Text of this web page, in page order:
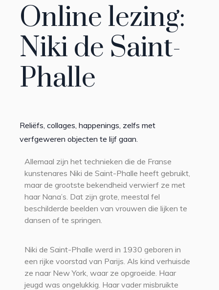
Online lezing:
Niki de Saint-
Phalle
Reliëfs, collages, happenings, zelfs met
verfgeweren objecten te lijf gaan.
Allemaal zijn het technieken die de Franse
kunstenares Niki de Saint-Phalle heeft gebruikt,
maar de grootste bekendheid verwierf ze met
haar Nana’s. Dat zijn grote, meestal fel
beschilderde beelden van vrouwen die lijken te
dansen of te springen.
Niki de Saint-Phalle werd in 1930 geboren in
een rijke voorstad van Parijs. Als kind verhuisde
ze naar New York, waar ze opgroeide. Haar
jeugd was ongelukkig. Haar vader misbruikte